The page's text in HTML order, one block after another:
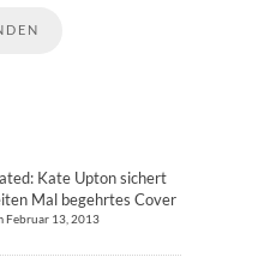
Kate Upton sichert
Mal begehrtes Cover
Februar 13, 2013